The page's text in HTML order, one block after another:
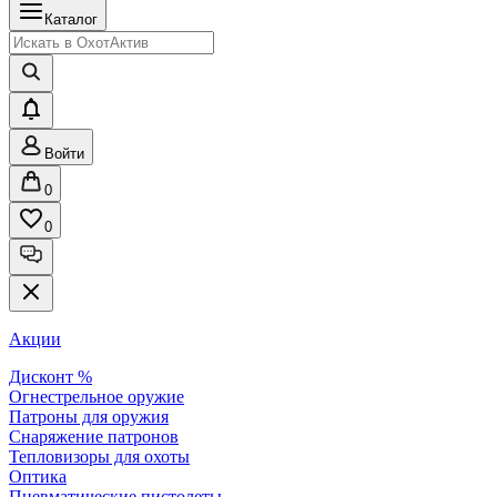
Каталог
Войти
0
0
Акции
Дисконт %
Огнестрельное оружие
Патроны для оружия
Снаряжение патронов
Тепловизоры для охоты
Оптика